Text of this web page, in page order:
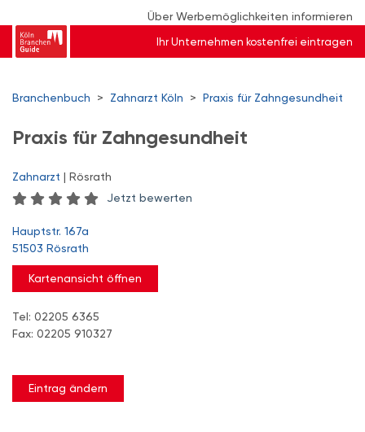
Über Werbemöglichkeiten informieren
Ihr Unternehmen kostenfrei eintragen
Branchenbuch > Zahnarzt Köln > Praxis für Zahngesundheit
Praxis für Zahngesundheit
Zahnarzt | Rösrath
Jetzt bewerten
Hauptstr. 167a
51503 Rösrath
Kartenansicht öffnen
Tel: 02205 6365
Fax: 02205 910327
Eintrag ändern